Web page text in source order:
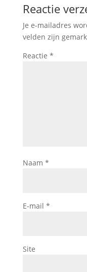
Reactie
Je e-mailadres
velden zijn
Reactie *
Naam *
E-mail *
Site